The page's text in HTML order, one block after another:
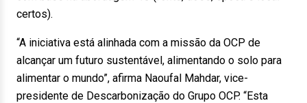
certos).
“A iniciativa está alinhada com a missão da OCP de
alcançar um futuro sustentável, alimentando o solo para
alimentar o mundo”, afirma Naoufal Mahdar, vice-
presidente de Descarbonização do Grupo OCP. “Esta